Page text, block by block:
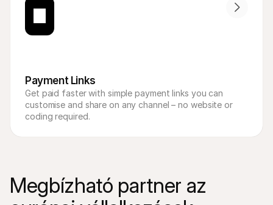
Payment Links
Get paid faster with simple payment links you can
customise and share on any channel – no website or
coding required.
Megbízható partner az